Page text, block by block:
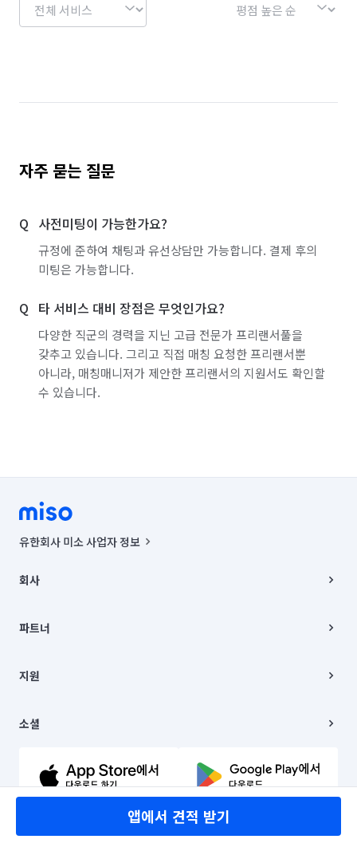
자주 묻는 질문
사전미팅이 가능한가요?
규정에 준하여 채팅과 유선상담만 가능합니다. 결제 후의
미팅은 가능합니다.
타 서비스 대비 장점은 무엇인가요?
다양한 직군의 경력을 지닌 고급 전문가 프리랜서풀을
갖추고 있습니다. 그리고 직접 매칭 요청한 프리랜서뿐
아니라, 매칭매니저가 제안한 프리랜서의 지원서도 확인할
수 있습니다.
앱에서 견적 받기
유한회사 미소 사업자 정보
00019 |
주소 | 본사: 서울특별시 종로구 율곡로 6(중학동, 트윈트리빌딩) B동 5층
컨택센터 : 서울특별시 종로구 수송동 율곡로 24, 7층, 8층 미소
상품, 상품정보, 거래에 관한 의무와 책임은 거래당사자에게 있습니다.
언론 보도 관련 문의:
© 유한회사 미소. Miso, Inc. All Rights Reserved.
회사
채용
파트너
이사
지원
이용약관
문의하기
소셜
유튜브